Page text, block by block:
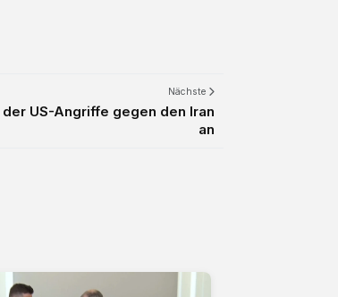
Nächste
US-Angriffe gegen den Iran
an